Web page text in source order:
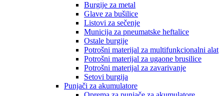
Burgije za metal
Glave za bušilice
Listovi za sečenje
Municija za pneumatske heftalice
Ostale burgije
Potrošni materijal za multifunkcionalni alat
Potrošni materijal za ugaone brusilice
Potrošni materijal za zavarivanje
Setovi burgija
Punjači za akumulatore